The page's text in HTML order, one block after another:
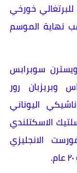
خورخي
نهاية الموسم
سوبرابس
وبريزبان رور
اليوناني
الاسكتلندي
الانجليزي